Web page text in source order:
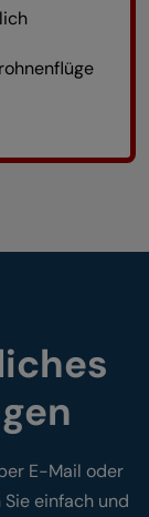
E-Mail oder
einfach und